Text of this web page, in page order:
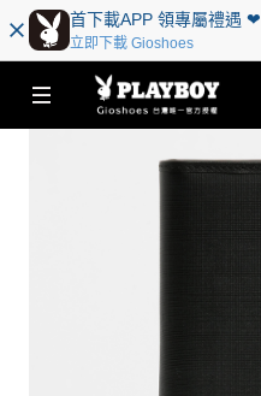
首下載APP 領專屬禮遇 ❤︎
立即下載 Gioshoes